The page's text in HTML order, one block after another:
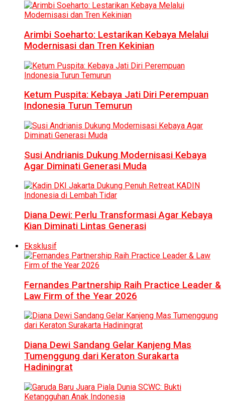
Arimbi Soeharto: Lestarikan Kebaya Melalui
Modernisasi dan Tren Kekinian
Ketum Puspita: Kebaya Jati Diri Perempuan
Indonesia Turun Temurun
Susi Andrianis Dukung Modernisasi Kebaya
Agar Diminati Generasi Muda
Diana Dewi: Perlu Transformasi Agar Kebaya
Kian Diminati Lintas Generasi
Eksklusif
Fernandes Partnership Raih Practice Leader &
Law Firm of the Year 2026
Diana Dewi Sandang Gelar Kanjeng Mas
Tumenggung dari Keraton Surakarta
Hadiningrat